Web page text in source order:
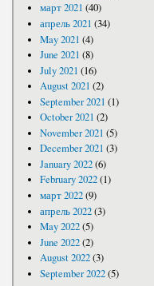
март 2021 (40)
апрель 2021 (34)
May 2021 (4)
June 2021 (8)
July 2021 (16)
August 2021 (2)
September 2021 (1)
October 2021 (2)
November 2021 (5)
December 2021 (3)
January 2022(6)
February 2022(1)
март 2022(9)
апрель 2022(3)
May 2022(5)
June 2022(2)
August 2022(3)
September 2022(5)